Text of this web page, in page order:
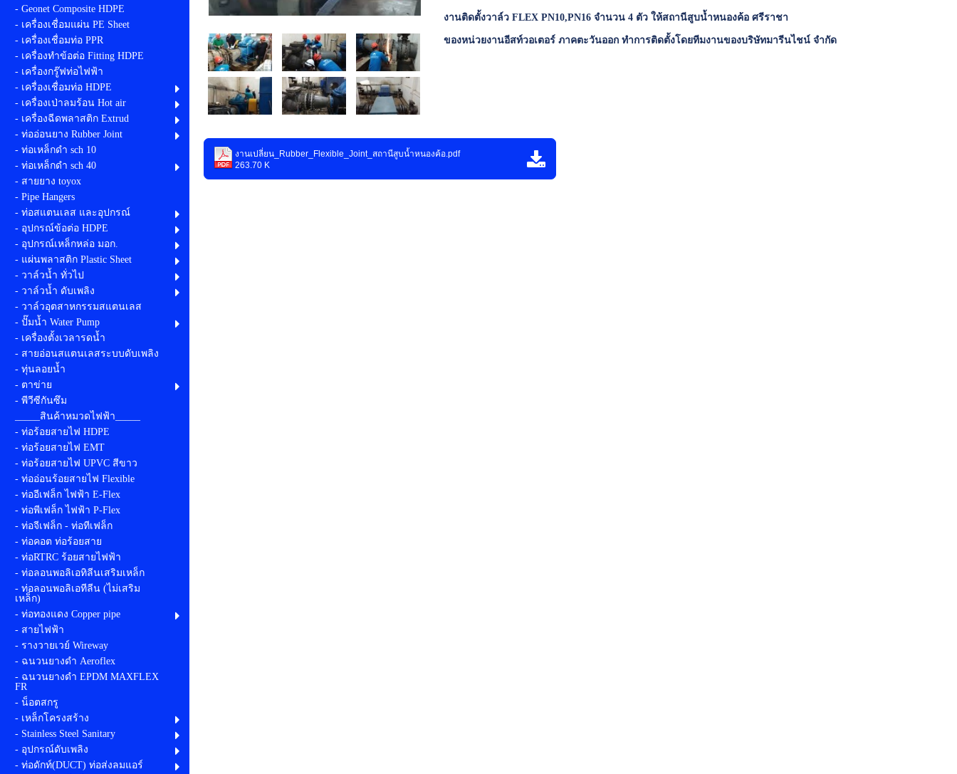
- Geonet Composite HDPE
- เครื่องเชื่อมแผ่น PE Sheet
- เครื่องเชื่อมท่อ PPR
- เครื่องทำข้อต่อ Fitting HDPE
- เครื่องกรู๊ฟท่อไฟฟ้า
- เครื่องเชื่อมท่อ HDPE
- เครื่องเป่าลมร้อน Hot air
- เครื่องฉีดพลาสติก Extrud
- ท่ออ่อนยาง Rubber Joint
- ท่อเหล็กดำ sch 10
- ท่อเหล็กดำ sch 40
- สายยาง toyox
- Pipe Hangers
- ท่อสแตนเลส และอุปกรณ์
- อุปกรณ์ข้อต่อ HDPE
- อุปกรณ์เหล็กหล่อ มอก.
- แผ่นพลาสติก Plastic Sheet
- วาล์วน้ำ ทั่วไป
- วาล์วน้ำ ดับเพลิง
- วาล์วอุตสาหกรรมสแตนเลส
- ปั๊มน้ำ Water Pump
- เครื่องตั้งเวลารดน้ำ
- สายอ่อนสแตนเลสระบบดับเพลิง
- ทุ่นลอยน้ำ
- ตาข่าย
- พีวีซีกันซึม
_____สินค้าหมวดไฟฟ้า_____
- ท่อร้อยสายไฟ HDPE
- ท่อร้อยสายไฟ EMT
- ท่อร้อยสายไฟ UPVC สีขาว
- ท่ออ่อนร้อยสายไฟ Flexible
- ท่ออีเฟล็ก ไฟฟ้า E-Flex
- ท่อพีเฟล็ก ไฟฟ้า P-Flex
- ท่อจีเฟล็ก - ท่อทีเฟล็ก
- ท่อคอต ท่อร้อยสาย
- ท่อRTRC ร้อยสายไฟฟ้า
- ท่อลอนพอลิเอทิลีนเสริมเหล็ก
- ท่อลอนพอลิเอทีลีน (ไม่เสริม
เหล็ก)
- ท่อทองแดง Copper pipe
- สายไฟฟ้า
- รางวายเวย์ Wireway
- ฉนวนยางดำ Aeroflex
- ฉนวนยางดำ EPDM MAXFLEX
FR
- น็อตสกรู
- เหล็กโครงสร้าง
- Stainless Steel Sanitary
- อุปกรณ์ดับเพลิง
- ท่อดักท์(DUCT) ท่อส่งลมแอร์
งานติดตั้งวาล์ว FLEX PN10,PN16 จำนวน 4 ตัว ให้สถานีสูบน้ำหนองค้อ ศรีราชา
ของหน่วยงานอีสท์วอเตอร์ ภาคตะวันออก ทำการติดตั้งโดยทีมงานของบริษัทมารีนไชน์ จำกัด
งานเปลี่ยน_Rubber_Flexible_Joint_สถานีสูบน้ำหนองค้อ.pdf
263.70 K